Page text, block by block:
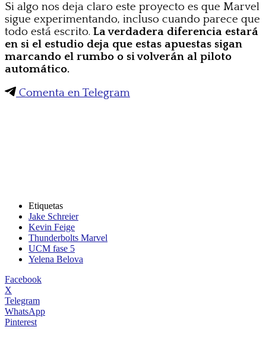
Si algo nos deja claro este proyecto es que Marvel
sigue experimentando, incluso cuando parece que
todo está escrito. La verdadera diferencia estará
en si el estudio deja que estas apuestas sigan
marcando el rumbo o si volverán al piloto
automático.
Comenta en Telegram
Etiquetas
Jake Schreier
Kevin Feige
Thunderbolts Marvel
UCM fase 5
Yelena Belova
Facebook
X
Telegram
WhatsApp
Pinterest